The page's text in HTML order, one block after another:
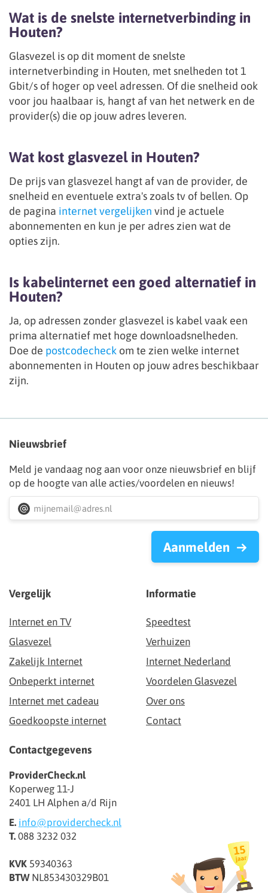
Wat is de snelste internetverbinding in
Houten?
Glasvezel is op dit moment de snelste
internetverbinding in Houten, met snelheden tot 1
Gbit/s of hoger op veel adressen. Of die snelheid ook
voor jou haalbaar is, hangt af van het netwerk en de
provider(s) die op jouw adres leveren.
Wat kost glasvezel in Houten?
De prijs van glasvezel hangt af van de provider, de
snelheid en eventuele extra's zoals tv of bellen. Op
de pagina internet vergelijken vind je actuele
abonnementen en kun je per adres zien wat de
opties zijn.
Is kabelinternet een goed alternatief in
Houten?
Ja, op adressen zonder glasvezel is kabel vaak een
prima alternatief met hoge downloadsnelheden.
Doe de postcodecheck om te zien welke internet
abonnementen in Houten op jouw adres beschikbaar
zijn.
Nieuwsbrief
Meld je vandaag nog aan voor onze nieuwsbrief en blijf
op de hoogte van alle acties/voordelen en nieuws!
Aanmelden
Contactgegevens
ProviderCheck.nl
Koperweg 11-J
2401 LH Alphen a/d Rijn
E. info@providercheck.nl
T. 088 3232 032
KVK 59340363
BTWNL853430329B01
Vergelijk
Internet en TV
Glasvezel
Zakelijk Internet
Onbeperkt internet
Internet met cadeau
Goedkoopste internet
Informatie
Speedtest
Verhuizen
Internet Nederland
Voordelen Glasvezel
Over ons
Contact